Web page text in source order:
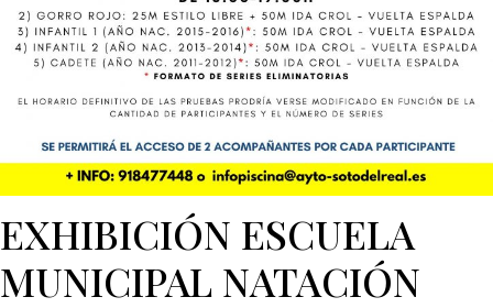
EXHIBICIÓN ESCUELA
MUNICIPAL NATACIÓN